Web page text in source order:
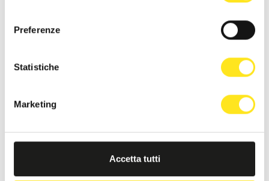
Preferenze
Statistiche
Marketing
Accetta tutti